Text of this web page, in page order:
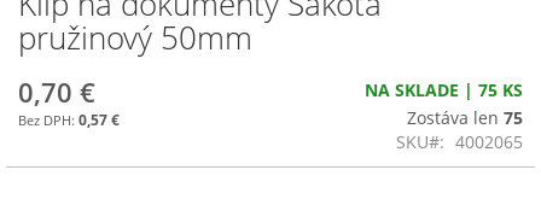
pružinový 50mm
0,70 €
0,57 €
NA SKLADE | 75 KS
Zostáva len 75
SKU
4002065
na
začiatok
obrázkov